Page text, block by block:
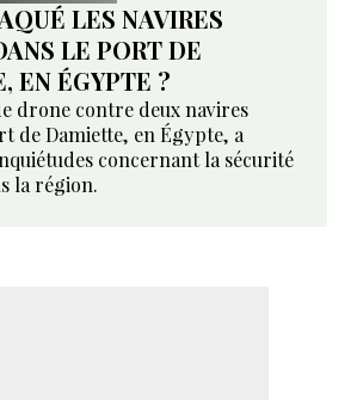
LES NAVIRES
LE PORT DE
EN ÉGYPTE ?
drone contre deux navires
de Damiette, en Égypte, a
concernant la sécurité
la région.